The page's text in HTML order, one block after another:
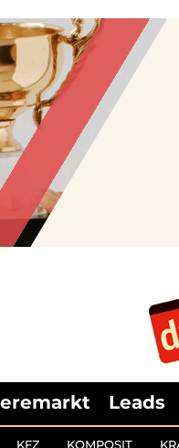
Leads
KFZ KOMPOSIT